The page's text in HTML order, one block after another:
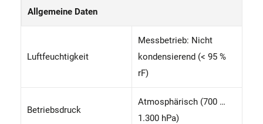
Allgemeine Daten
Luftfeuchtigkeit
Messbetrieb: Nicht
kondensierend (< 95 %
rF)
Betriebsdruck
Atmosphärisch (700 …
1.300 hPa)